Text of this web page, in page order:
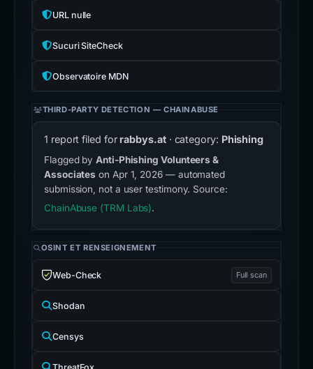
URL nulle
Sucuri SiteCheck
Observatoire MDN
THIRD-PARTY DETECTION — CHAINABUSE
1 report filed for rabbys.at· category: Phishing
Flagged byAnti-Phishing Volunteers &
Associates on Apr 1, 2026 — automated
submission, not a user testimony. Source:
ChainAbuse (TRM Labs).
OSINT ET RENSEIGNEMENT
Web-Check Full scan
Shodan
Censys
ThreatFox